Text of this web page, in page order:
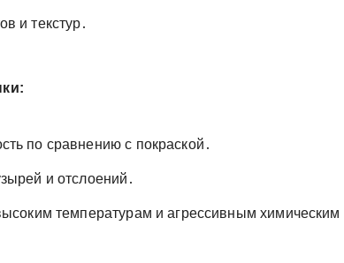
и текстур․
по сравнению с покраской․
и отслоений․
температурам и агрессивным